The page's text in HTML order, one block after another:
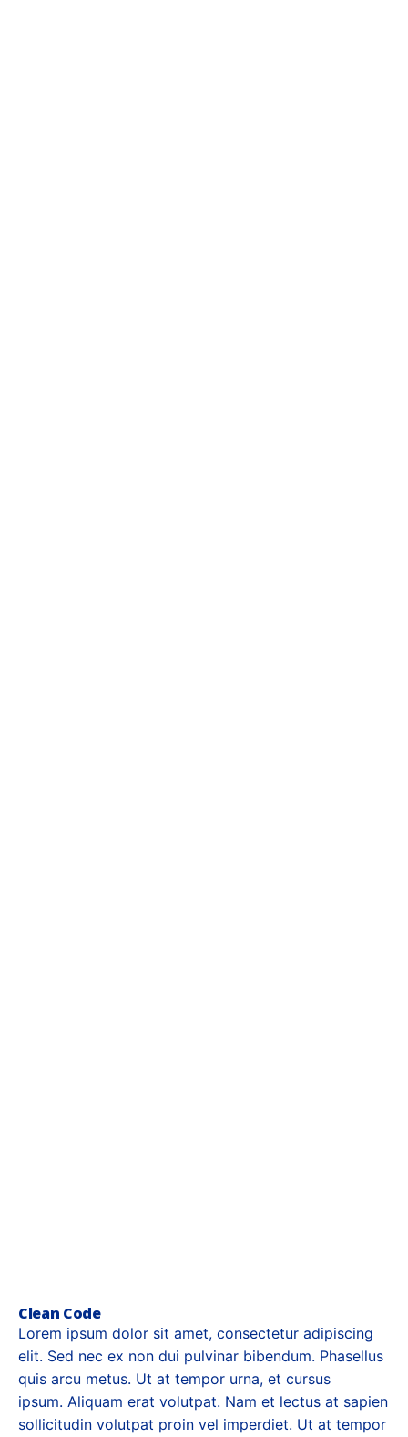
Clean Code
Lorem ipsum dolor sit amet, consectetur adipiscing
elit. Sed nec ex non dui pulvinar bibendum. Phasellus
quis arcu metus. Ut at tempor urna, et cursus
ipsum. Aliquam erat volutpat. Nam et lectus at sapien
sollicitudin volutpat proin vel imperdiet. Ut at tempor